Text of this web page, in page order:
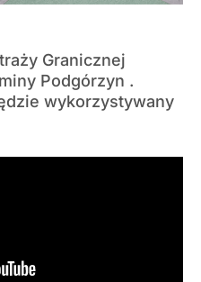
Granicznej
Podgórzyn .
wykorzystywany